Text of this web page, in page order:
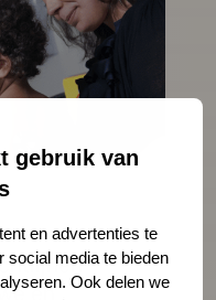
gebruik van
en advertenties te
social media te bieden
Ook delen we
en